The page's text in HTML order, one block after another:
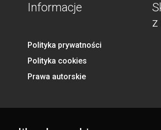
Informacje
Polityka prywatności
Polityka cookies
Prawa autorskie
z